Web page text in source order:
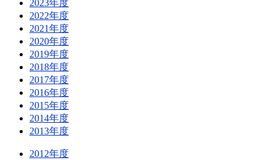
2023年度
2022年度
2021年度
2020年度
2019年度
2018年度
2017年度
2016年度
2015年度
2014年度
2013年度
2012年度